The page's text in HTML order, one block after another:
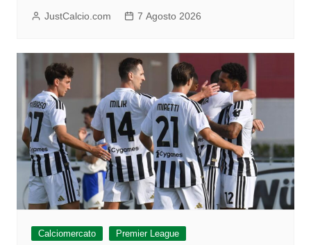
JustCalcio.com 7 Agosto 2026
Calciomercato Premier League